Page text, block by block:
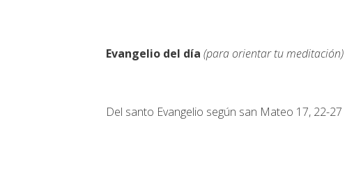
Evangelio del día (para orientar tu meditación)
Del santo Evangelio según san Mateo 17, 22-27